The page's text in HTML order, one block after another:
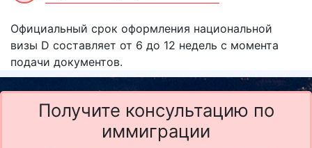
Официальный срок оформления национальной
визы D cоставляет от 6 до 12 недель с момента
подачи документов.
Получите консультацию по
иммиграции